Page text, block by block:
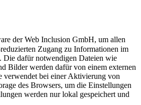
der Web Inclusion GmbH, um allen
Zugang zu Informationen im
Die dafür notwendigen Dateien wie
Bilder werden dafür von einem externen
verwendet bei einer Aktivierung von
des Browsers, um die Einstellungen
werden nur lokal gespeichert und